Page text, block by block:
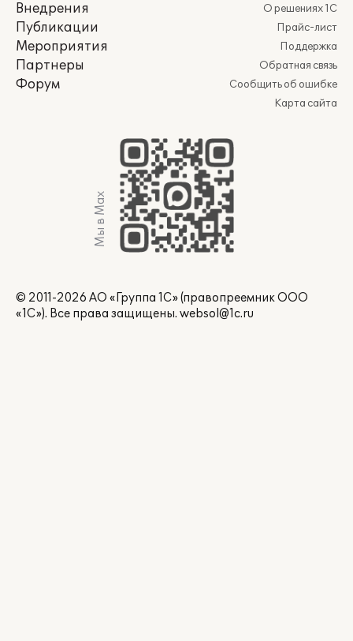
Внедрения
Публикации
Мероприятия
Партнеры
Форум
О решениях 1С
Прайс-лист
Поддержка
Обратная связь
Сообщить об ошибке
Карта сайта
Мы в Max
© 2011-2026 АО «Группа 1С» (правопреемник ООО
«1С»). Все права защищены. websol@1c.ru